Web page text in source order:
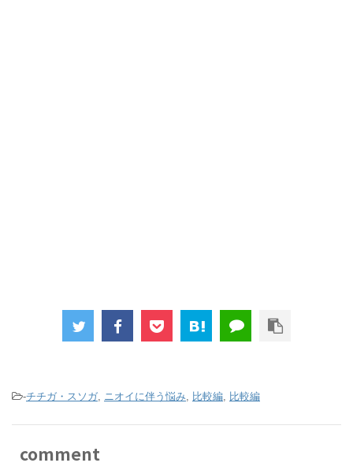
-チチガ・スソガ, ニオイに伴う悩み, 比較編, 比較編
comment